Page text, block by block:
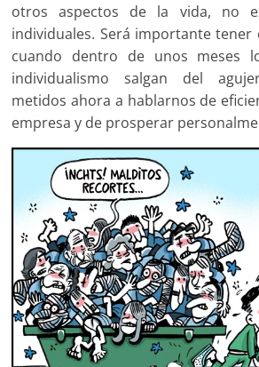
otros aspectos de la vida, no
individuales. Será importante
cuando dentro de unos meses
individualismo salgan del
metidos ahora a hablarnos de
empresa y de prosperar